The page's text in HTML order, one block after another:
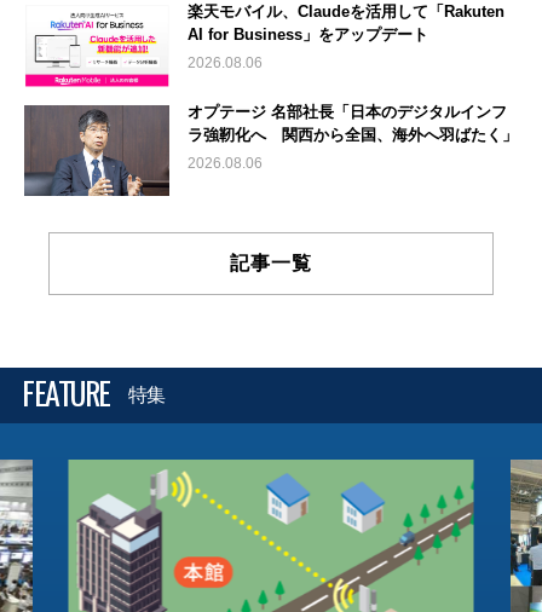
楽天モバイル、Claudeを活用して「Rakuten
AI for Business」をアップデート
2026.08.06
オプテージ 名部社長「日本のデジタルインフ
ラ強靭化へ 関西から全国、海外へ羽ばたく」
2026.08.06
記事一覧
FEATURE 特集